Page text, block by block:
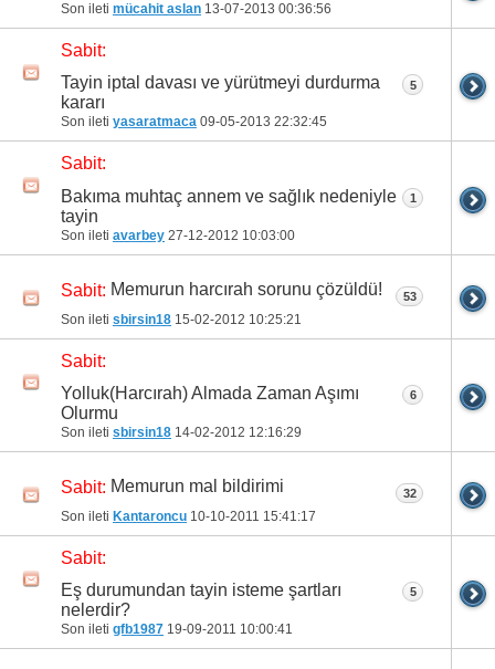
Son ileti mücahit aslan 13-07-2013 00:36:56
Sabit:
Tayin iptal davası ve yürütmeyi durdurma
kararı
Son ileti yasaratmaca 09-05-2013 22:32:45
5
Sabit:
Bakıma muhtaç annem ve sağlık nedeniyle
tayin
Son ileti avarbey 27-12-2012 10:03:00
1
Sabit: Memurun harcırah sorunu çözüldü!
Son ileti sbirsin18 15-02-2012 10:25:21
53
Sabit:
Yolluk(Harcırah) Almada Zaman Aşımı
Olurmu
Son ileti sbirsin18 14-02-2012 12:16:29
6
Sabit: Memurun mal bildirimi
Son ileti Kantaroncu 10-10-2011 15:41:17
32
Sabit:
Eş durumundan tayin isteme şartları
nelerdir?
Son ileti gfb1987 19-09-2011 10:00:41
5